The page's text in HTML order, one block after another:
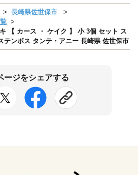
長崎県佐世保市
【 カース ・ ケイク 】 小 3個 セット ス
テンボス タンテ・アニー 長崎県 佐世保市
ージをシェアする